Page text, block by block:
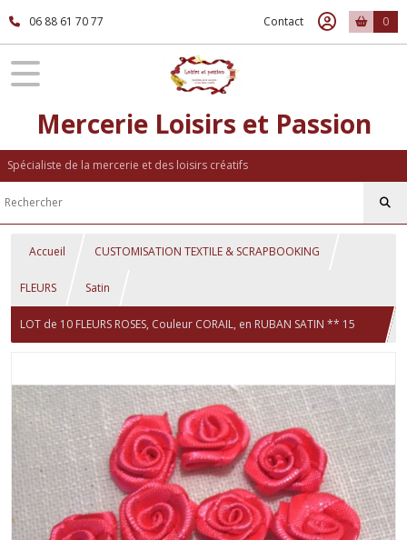
06 88 61 70 77 Contact 0
Mercerie Loisirs et Passion
Spécialiste de la mercerie et des loisirs créatifs
Accueil CUSTOMISATION TEXTILE & SCRAPBOOKING
FLEURS Satin
LOT de 10 FLEURS ROSES, Couleur CORAIL, en RUBAN SATIN ** 15